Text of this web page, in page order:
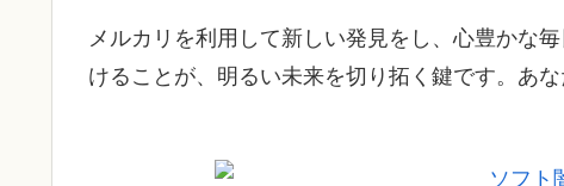
メルカリを利用して新しい発見をし、心豊かな
けることが、明るい未来を切り拓く鍵です。あ